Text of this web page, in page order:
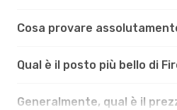
Cosa provare
Qual è il posto più bello di
Generalmente, qual è il